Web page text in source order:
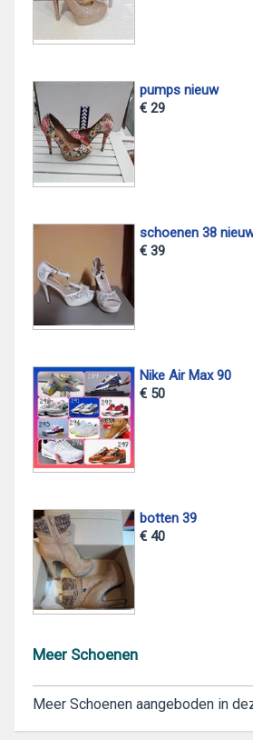
pumps nieuw
€ 29
schoenen 38
€ 39
Nike Air Max 90
€ 50
botten 39
€ 40
Meer Schoenen
Meer Schoenen aangeboden in